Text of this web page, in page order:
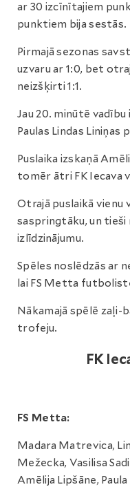
ar 30 izcīnītajiem
punktiem bija sestās.
Pirmajā sezonas
uzvaru ar 1:0, bet
neizšķirti 1:1.
Jau 20. minūtē vadību
Paulas Lindas Liniņas
Puslaika izskaņā
tomēr ātri FK Iecava
Otrajā puslaikā vienu
saspringtāku, un tieši
izlīdzinājumu.
Spēles noslēdzās ar
lai FS Metta
Nākamajā spēlē zaļi-
trofeju.
FK
FS Metta:
Madara Matrevica,
Mežecka, Vasilisa
Amēlija Lipšāne,